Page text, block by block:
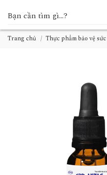
Trang chủ Thực phẩm bảo vệ